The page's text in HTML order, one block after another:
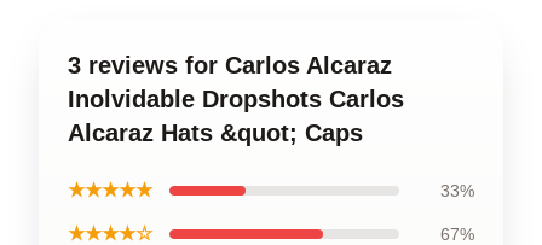
3 reviews for Carlos Alcaraz
Inolvidable Dropshots Carlos
Alcaraz Hats &quot; Caps
★★★★★ 33%
★★★★☆ 67%